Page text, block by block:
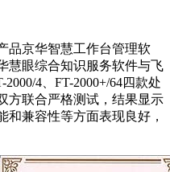
品京华智慧工作台管理软
慧眼综合知识服务软件与飞
4、FT-2000+/64四款处
方联合严格测试，结果显示
兼容性等方面表现良好，